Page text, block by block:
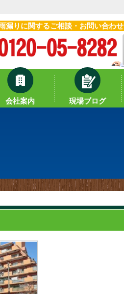
漏りに関するご相談・お問い合わせ
会社案内 現場ブログ